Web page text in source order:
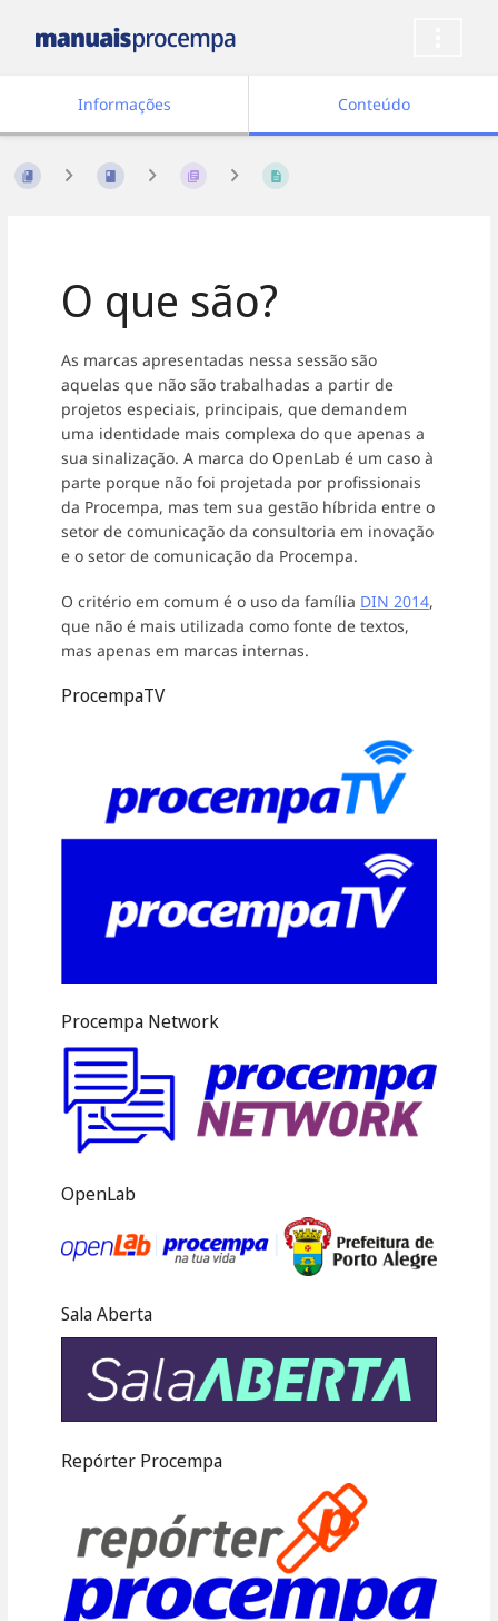
Informações Conteúdo
O que são?
As marcas apresentadas nessa sessão são
aquelas que não são trabalhadas a partir de
projetos especiais, principais, que demandem
uma identidade mais complexa do que apenas a
sua sinalização. A marca do OpenLab é um caso à
parte porque não foi projetada por profissionais
da Procempa, mas tem sua gestão híbrida entre o
setor de comunicação da consultoria em inovação
e o setor de comunicação da Procempa.
O critério em comum é o uso da família DIN 2014,
que não é mais utilizada como fonte de textos,
mas apenas em marcas internas.
ProcempaTV
Procempa Network
OpenLab
Sala Aberta
Repórter Procempa